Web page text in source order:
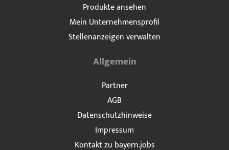
Produkte ansehen
Mein Unternehmensprofil
Stellenanzeigen verwalten
Allgemein
Partner
AGB
Datenschutzhinweise
Impressum
Kontakt zu bayern.jobs